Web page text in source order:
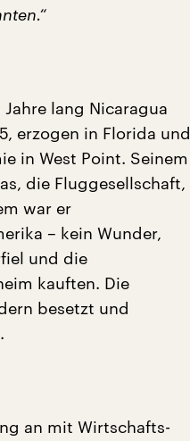
lang Nicaragua
erzogen in Florida und
in West Point. Seinem
die Fluggesellschaft,
war er
– kein Wunder,
und die
kauften. Die
besetzt und
an mit Wirtschafts-